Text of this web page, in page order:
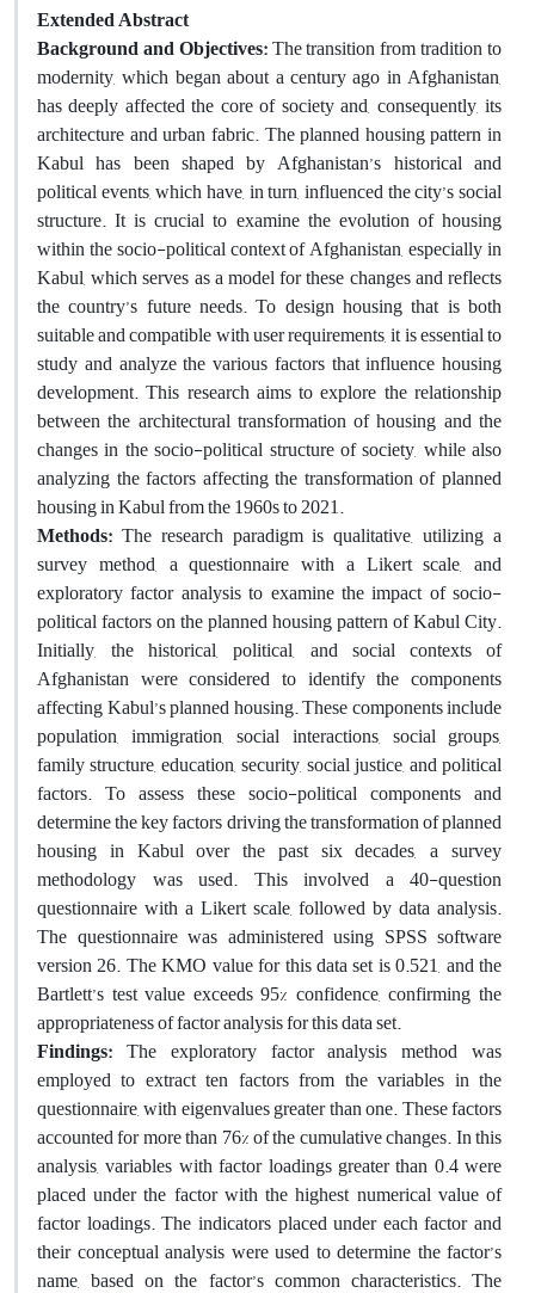
Extended Abstract
Background and Objectives:The transition from tradition to
modernity, which began about a century ago in Afghanistan,
has deeply affected the core of society and, consequently, its
architecture and urban fabric. The planned housing pattern in
Kabul has been shaped by Afghanistan’s historical and
political events, which have, in turn, influenced the city’s social
structure. It is crucial to examine the evolution of housing
within the socio-political context of Afghanistan, especially in
Kabul, which serves as a model for these changes and reflects
the country’s future needs. To design housing that is both
suitable and compatible with user requirements, it is essential to
study and analyze the various factors that influence housing
development. This research aims to explore the relationship
between the architectural transformation of housing and the
changes in the socio-political structure of society, while also
analyzing the factors affecting the transformation of planned
housing in Kabul from the 1960s to 2021.
Methods: The research paradigm is qualitative, utilizing a
survey method, a questionnaire with a Likert scale, and
exploratory factor analysis to examine the impact of socio-
political factors on the planned housing pattern of Kabul City.
Initially, the historical, political, and social contexts of
Afghanistan were considered to identify the components
affecting Kabul’s planned housing. These components include
population, immigration, social interactions, social groups,
family structure, education, security, social justice, and political
factors. To assess these socio-political components and
determine the key factors driving the transformation of planned
housing in Kabul over the past six decades, a survey
methodology was used. This involved a 40-question
questionnaire with a Likert scale, followed by data analysis.
The questionnaire was administered using SPSS software
version 26. The KMO value for this data set is 0.521, and the
Bartlett’s test value exceeds 95% confidence, confirming the
appropriateness of factor analysis for this data set.
Findings: The exploratory factor analysis method was
employed to extract ten factors from the variables in the
questionnaire, with eigenvalues greater than one. These factors
accounted for more than 76% of the cumulative changes. In this
analysis, variables with factor loadings greater than 0.4 were
placed under the factor with the highest numerical value of
factor loadings. The indicators placed under each factor and
their conceptual analysis were used to determine the factor’s
name, based on the factor’s common characteristics. The